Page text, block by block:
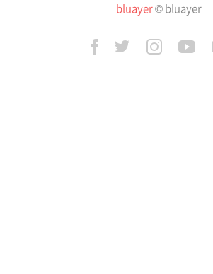
bluayer© bluayer